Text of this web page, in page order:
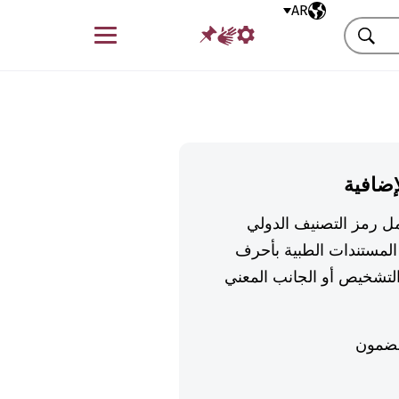
اللغة المختارةAR
قائمة
بحث
رمز التصنيف الدولي
الطبية بأحرف
أو الجانب المعني